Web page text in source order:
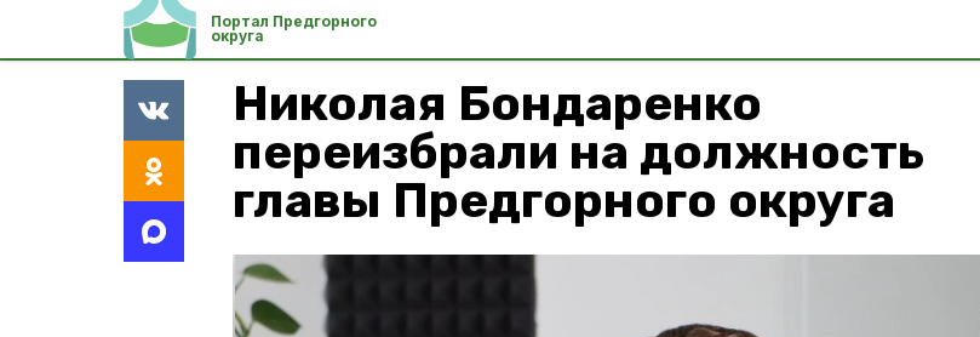
Портал Предгорного
округа
Николая Бондаренко
переизбрали на должность
главы Предгорного округа